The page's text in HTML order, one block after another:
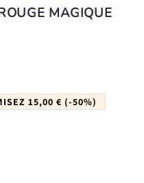
MAGIQUE
15,00 € (-50%)